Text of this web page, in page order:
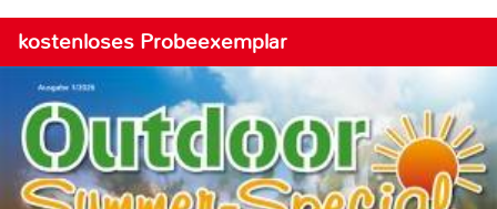
kostenloses Probeexemplar